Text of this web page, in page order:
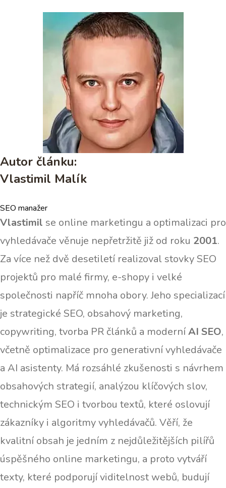
Autor článku:
Vlastimil Malík
SEO manažer
Vlastimil se online marketingu a optimalizaci pro
vyhledávače věnuje nepřetržitě již od roku 2001.
Za více než dvě desetiletí realizoval stovky SEO
projektů pro malé firmy, e-shopy i velké
společnosti napříč mnoha obory. Jeho specializací
je strategické SEO, obsahový marketing,
copywriting, tvorba PR článků a moderníAI SEO,
včetně optimalizace pro generativní vyhledávače
a AI asistenty. Má rozsáhlé zkušenosti s návrhem
obsahových strategií, analýzou klíčových slov,
technickým SEO i tvorbou textů, které oslovují
zákazníky i algoritmy vyhledávačů. Věří, že
kvalitní obsah je jedním z nejdůležitějších pilířů
úspěšného online marketingu, a proto vytváří
texty, které podporují viditelnost webů, budují